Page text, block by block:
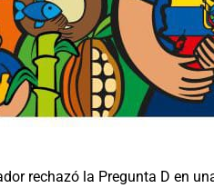
rechazó la Pregunta D en